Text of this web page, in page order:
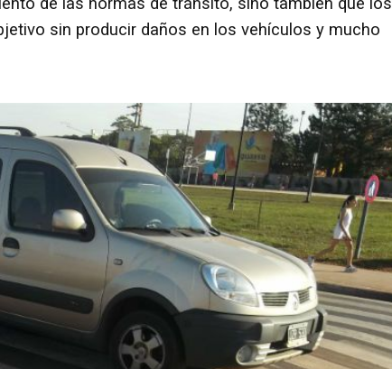
sin producir daños en los vehículos y mucho